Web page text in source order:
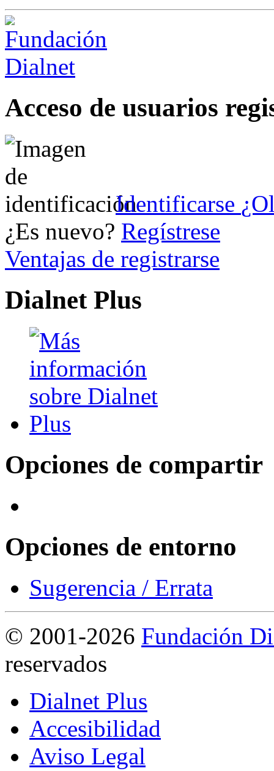
Acceso de usuarios
Identificarse
¿Es nuevo? Regístrese
Ventajas de registrarse
Dialnet Plus
Opciones de compartir
Opciones de entorno
Sugerencia / Errata
© 2001-2026 Fundación
reservados
Dialnet Plus
Accesibilidad
Aviso Legal